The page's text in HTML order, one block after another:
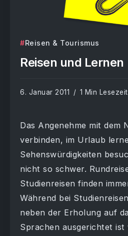
Reisen & Tourismus
Reisen und Lernen
6. Januar 2011 1 Min Lesezeit
Das Angenehme mit dem
verbinden, im Urlaub
Sehenswürdigkeiten
nicht so schwer.
Studienreisen finden
Während bei
neben der Erholung auf
Sprachen ausgerichtet ist